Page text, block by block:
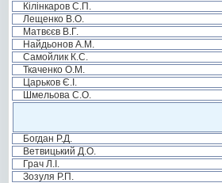
Кілінкаров С.П.
Лещенко В.О.
Матвєєв В.Г.
Найдьонов А.М.
Самойлик К.С.
Ткаченко О.М.
Царьков Є.І.
Шмельова С.О.
Богдан Р.Д.
Ветвицький Д.О.
Грач Л.І.
Зозуля Р.П.